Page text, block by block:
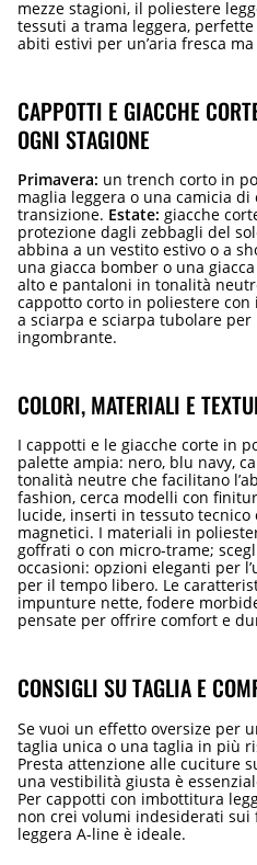
mezze stagioni, il poliestere
tessuti a trama leggera,
abiti estivi per un’aria fresca
CAPPOTTI E GIACCHE
OGNI STAGIONE
Primavera: un trench corto in
maglia leggera o una camicia
transizione. Estate: giacche
protezione dagli zebbagli del
abbina a un vestito estivo o a
una giacca bomber o una
alto e pantaloni in tonalità
cappotto corto in poliestere
a sciarpa e sciarpa tubolare
ingombrante.
COLORI, MATERIALI E
I cappotti e le giacche corte in
palette ampia: nero, blu navy,
tonalità neutre che facilitano
fashion, cerca modelli con
lucide, inserti in tessuto
magnetici. I materiali in
goffrati o con micro-trame;
occasioni: opzioni eleganti per
per il tempo libero. Le
impunture nette, fodere
pensate per offrire comfort e
CONSIGLI SU TAGLIA E
Se vuoi un effetto oversize per
taglia unica o una taglia in più
Presta attenzione alle cuciture
una vestibilità giusta è
Per cappotti con imbottitura
non crei volumi indesiderati
leggera A-line è ideale.